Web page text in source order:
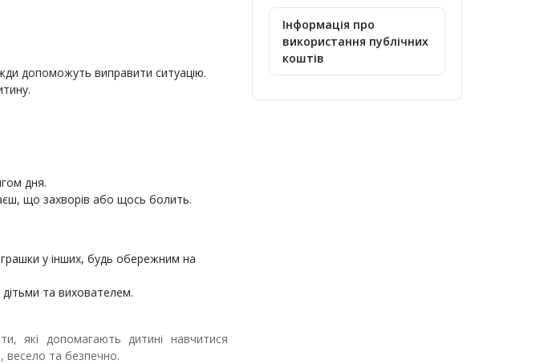
допоможуть виправити ситуацію.
дня.
що захворів або щось болить.
у інших, будь обережним на
та вихователем.
які допомагають дитині навчитися
весело та безпечно.
Інформація про
використання публічних
коштів